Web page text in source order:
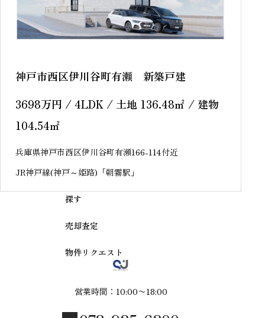
神戸市西区伊川谷町有瀬 新築戸建
3698万円 / 4LDK / 土地 136.48㎡ / 建物
104.54㎡
兵庫県神戸市西区伊川谷町有瀬166-114付近
JR神戸線(神戸～姫路)「朝霧駅」
探す
売却査定
物件リクエスト
営業時間：10:00〜18:00